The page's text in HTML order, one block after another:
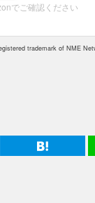
でご確認ください
trademark of NME